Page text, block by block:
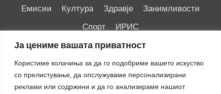
Ја цениме вашата приватност
Користиме колачиња за да го подобриме вашето искуство
со прелистување, да опслужуваме персонализирани
реклами или содржини и да го анализираме нашиот
Емисии
Култура Здравје
Занимливости
Спорт
ИРИС
Импресум|Маркетинг